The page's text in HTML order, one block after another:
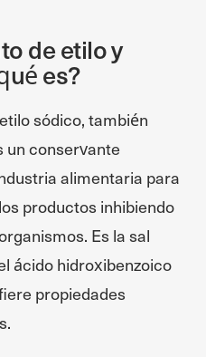
de etilo y
es?
sódico, también
un conservante
alimentaria para
productos inhibiendo
Es la sal
ácido hidroxibenzoico
propiedades